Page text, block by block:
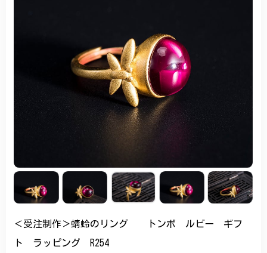
＜受注制作＞蜻蛉のリング トンボ ルビー ギフ
ト ラッピング R254